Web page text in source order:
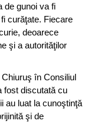
de gunoi va fi
curăţate. Fiecare
deoarece
şi a autorităţilor
în Consiliul
fost discutată cu
au luat la cunoştinţă
şi de